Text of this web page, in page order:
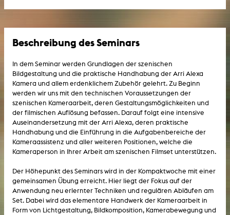
Beschreibung des Seminars
In dem Seminar werden Grundlagen der szenischen
Bildgestaltung und die praktische Handhabung der Arri Alexa
Kamera und allem erdenklichem Zubehör gelehrt. Zu Beginn
werden wir uns mit den technischen Voraussetzungen der
szenischen Kameraarbeit, deren Gestaltungsmöglichkeiten und
der filmischen Auflösung befassen. Darauf folgt eine intensive
Auseinandersetzung mit der Arri Alexa, deren praktische
Handhabung und die Einführung in die Aufgabenbereiche der
Kameraassistenz und aller weiteren Positionen, welche die
Kameraperson in Ihrer Arbeit am szenischen Filmset unterstützen.
Der Höhepunkt des Seminars wird in der Kompaktwoche mit einer
gemeinsamen Übung erreicht. Hier liegt der Fokus auf der
Anwendung neu erlernter Techniken und regulären Abläufen am
Set. Dabei wird das elementare Handwerk der Kameraarbeit in
Form von Lichtgestaltung, Bildkomposition, Kamerabewegung und